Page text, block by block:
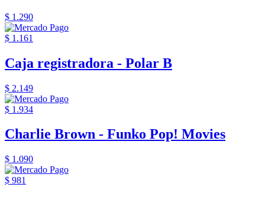
$ 1.290
$ 1.161
Caja registradora - Polar B
$ 2.149
$ 1.934
Charlie Brown - Funko Pop! Movies
$ 1.090
$ 981